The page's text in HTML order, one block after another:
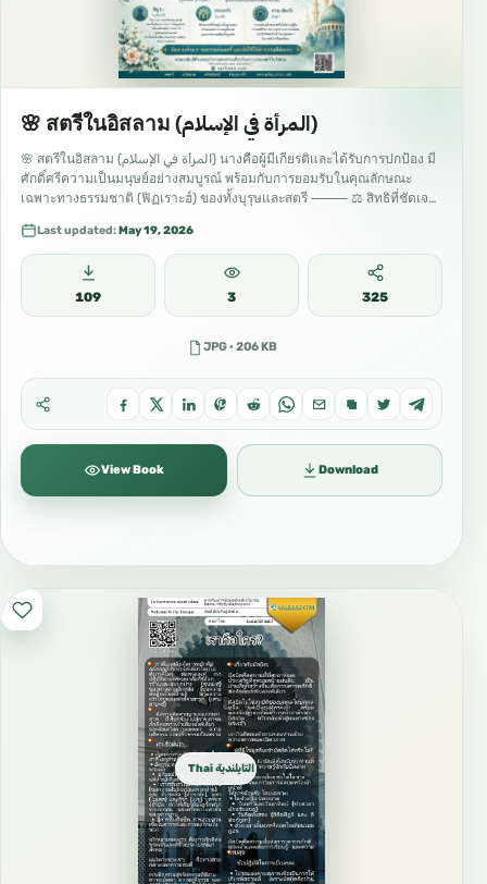
🌸 สตรีในอิสลาม (المرأة في الإسلام)
🌸 สตรีในอิสลาม (المرأة في الإسلام) นางคือผู้มีเกียรติและได้รับการปกป้อง มี
ศักดิ์ศรีความเป็นมนุษย์อย่างสมบูรณ์ พร้อมกับการยอมรับในคุณลักษณะ
เฉพาะทางธรรมชาติ (ฟิฏเราะฮ์) ของทั้งบุรุษและสตรี ⸻ ⚖️ สิทธิที่ชัดเจน
แสวงหาความรู้ถือเป็นศาสนบัญญัติ (ฟัรฎู) และเป็นสิทธิอันชอบธรรมโดย
กำเนิด…
Last updated:May 19, 2026
109 3 325
JPG · 206 KB
View Book Download
Thai التايلندية ไทย